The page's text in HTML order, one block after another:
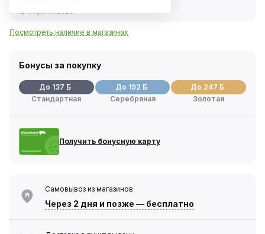
Посмотреть наличие в магазинах
Бонусы за покупку
До 137 Б
Стандартная
До 192 Б
Серебряная
До 247 Б
Золотая
Получить бонусную карту
Самовывоз из магазинов
Через 2 дня и позже — бесплатно